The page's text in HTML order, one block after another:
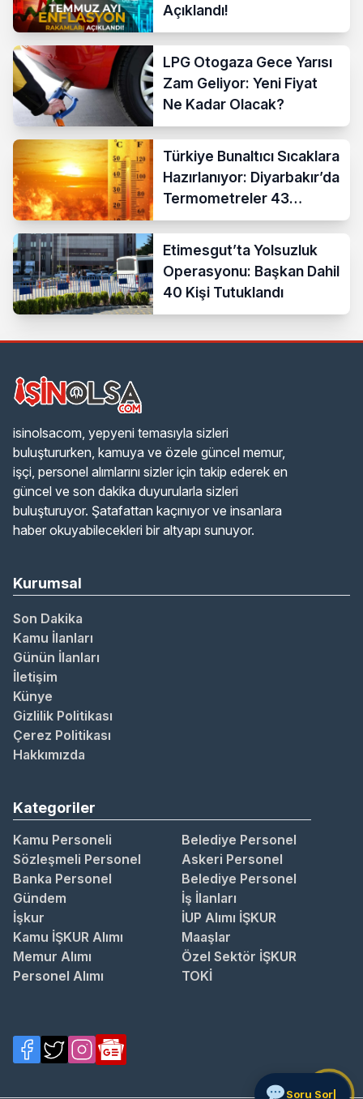
Açıklandı!
LPG Otogaza Gece Yarısı
Zam Geliyor: Yeni Fiyat
Ne Kadar Olacak?
Türkiye Bunaltıcı Sıcaklara
Hazırlanıyor: Diyarbakır’da
Termometreler 43
Dereceyi Gösterecek
Etimesgut’ta Yolsuzluk
Operasyonu: Başkan Dahil
40 Kişi Tutuklandı
isinolsacom, yepyeni temasıyla sizleri
buluştururken, kamuya ve özele güncel memur,
işçi, personel alımlarını sizler için takip ederek en
güncel ve son dakika duyurularla sizleri
buluşturuyor. Şatafattan kaçınıyor ve insanlara
haber okuyabilecekleri bir altyapı sunuyor.
Kurumsal
Son Dakika
Kamu İlanları
Günün İlanları
İletişim
Künye
Gizlilik Politikası
Çerez Politikası
Hakkımızda
Kategoriler
Kamu Personeli
Belediye Personel
Sözleşmeli Personel
Askeri Personel
Banka Personel
Belediye Personel
Gündem
İş İlanları
İşkur
İUP Alımı İŞKUR
Kamu İŞKUR Alımı
Maaşlar
Memur Alımı
Özel Sektör İŞKUR
Personel Alımı
TOKİ
Soru Sor